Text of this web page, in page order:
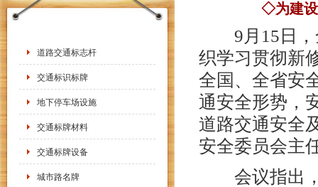
道路交通标志杆
交通标识标牌
地下停车场设施
交通标牌材料
交通标牌设备
城市路名牌
◇为建设
9月15日，
织学习贯彻新
全国、全省安
通安全形势，
道路交通安全
安全委员会主
会议指出，